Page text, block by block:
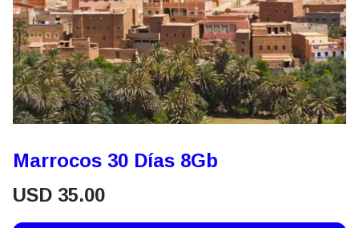
Marrocos 30 Días 8Gb
USD 35.00